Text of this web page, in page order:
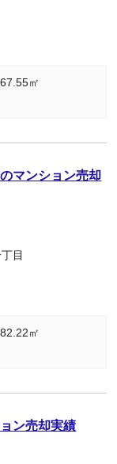
㎡
マンション売却
目
㎡
ン売却実績